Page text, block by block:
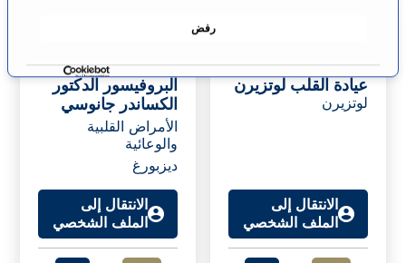
ة
رفض
البروفيسور الدكتور
الكساندر جانوسي
الأمراض القلبية
والوعائية
ديزبورغ
الانتقال إلى
الملف الشخصي
عيادة القلب لوتزيرن
لوتزيرن
الانتقال إلى
الملف الشخصي